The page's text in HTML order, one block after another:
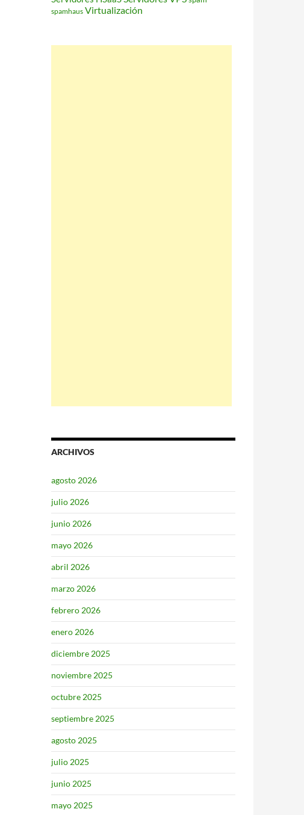
spamhaus Virtualización
ARCHIVOS
agosto 2026
julio 2026
junio 2026
mayo 2026
abril 2026
marzo 2026
febrero 2026
enero 2026
diciembre 2025
noviembre 2025
octubre 2025
septiembre 2025
agosto 2025
julio 2025
junio 2025
mayo 2025